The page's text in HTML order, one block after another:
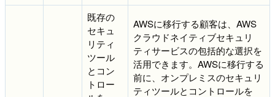
既存の
セキュ
リティ
ツール
とコン
トロー
AWSに移行する顧客は、AWS
クラウドネイティブセキュリ
ティサービスの包括的な選択を
活用できます。AWSに移行する
前に、オンプレミスのセキュリ
ティツールとコントロールを